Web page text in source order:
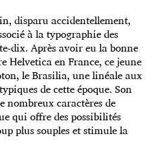
disparu accidentel­lement,
à la typographie des
dix. Après avoir eu la bonne
Helvetica en France, ce jeune
le Brasilia, une linéale aux
de cette époque. Son
nombreux caractères de
qui offre des possibilités
plus souples et stimule la